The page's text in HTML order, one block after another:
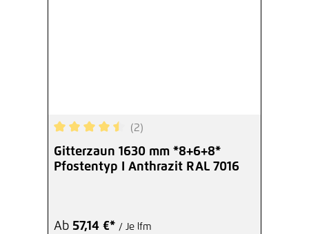
Durchschnittliche Bewertung von 4.5 von 5
(2)
Gitterzaun 1630 mm *8+6+8*
Pfostentyp I Anthrazit RAL 7016
Ab 57,14 €* / Je lfm